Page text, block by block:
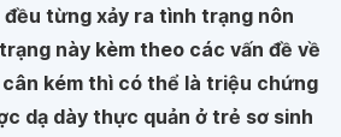
từng xảy ra tình trạng nôn
này kèm theo các vấn đề về
kém thì có thể là triệu chứng
dạ dày thực quản ở trẻ sơ sinh